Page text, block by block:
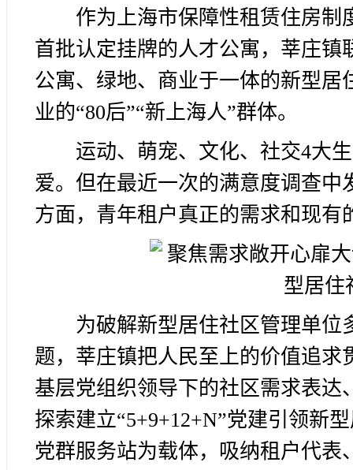
作为上海市保障性租赁住房制
首批认定挂牌的人才公寓，莘庄镇
公寓、绿地、商业于一体的新型
业的“80后”“新上海人”群体。
运动、萌宠、文化、社交4大
爱。但在最近一次的满意度调查
方面，青年租户真正的需求和现
为破解新型居住社区管理单
题，莘庄镇把人民至上的价值追
基层党组织领导下的社区需求表
探索建立“5+9+12+N”党建引领新
党群服务站为载体，吸纳租户代